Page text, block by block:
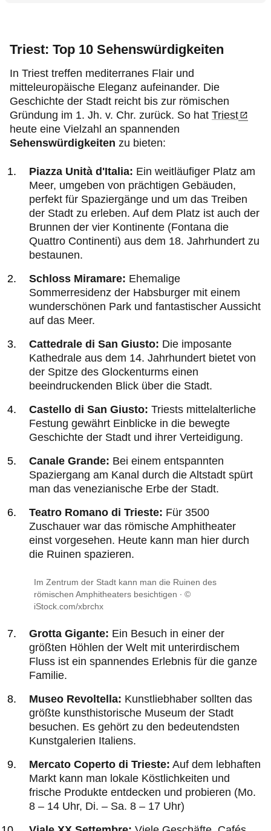
Triest: Top 10 Sehenswürdigkeiten
In Triest treffen mediterranes Flair und
mitteleuropäische Eleganz aufeinander. Die
Geschichte der Stadt reicht bis zur römischen
Gründung im 1. Jh. v. Chr. zurück. So hat Triest
heute eine Vielzahl an spannenden
Sehenswürdigkeiten zu bieten:
Piazza Unità d'Italia: Ein weitläufiger Platz am
Meer, umgeben von prächtigen Gebäuden,
perfekt für Spaziergänge und um das Treiben
der Stadt zu erleben. Auf dem Platz ist auch der
Brunnen der vier Kontinente (Fontana die
Quattro Continenti) aus dem 18. Jahrhundert zu
bestaunen.
Schloss Miramare: Ehemalige
Sommerresidenz der Habsburger mit einem
wunderschönen Park und fantastischer Aussicht
auf das Meer.
Cattedrale di San Giusto: Die imposante
Kathedrale aus dem 14. Jahrhundert bietet von
der Spitze des Glockenturms einen
beeindruckenden Blick über die Stadt.
Castello di San Giusto: Triests mittelalterliche
Festung gewährt Einblicke in die bewegte
Geschichte der Stadt und ihrer Verteidigung.
Canale Grande: Bei einem entspannten
Spaziergang am Kanal durch die Altstadt spürt
man das venezianische Erbe der Stadt.
Teatro Romano di Trieste: Für 3500
Zuschauer war das römische Amphitheater
einst vorgesehen. Heute kann man hier durch
die Ruinen spazieren.
Im Zentrum der Stadt kann man die Ruinen des
römischen Amphitheaters besichtigen
©
iStock.com/xbrchx
Grotta Gigante: Ein Besuch in einer der
größten Höhlen der Welt mit unterirdischem
Fluss ist ein spannendes Erlebnis für die ganze
Familie.
Museo Revoltella: Kunstliebhaber sollten das
größte kunsthistorische Museum der Stadt
besuchen. Es gehört zu den bedeutendsten
Kunstgalerien Italiens.
Mercato Coperto di Trieste: Auf dem lebhaften
Markt kann man lokale Köstlichkeiten und
frische Produkte entdecken und probieren (Mo.
8 – 14 Uhr, Di. – Sa. 8 – 17 Uhr)